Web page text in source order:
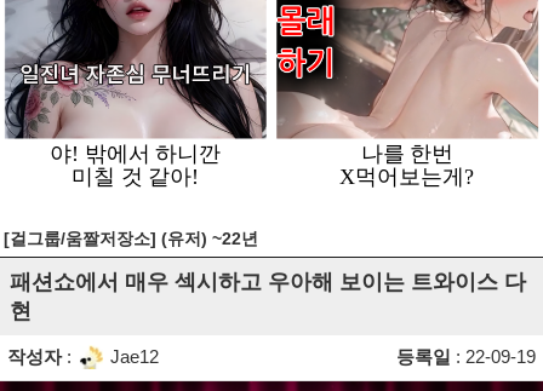
[걸그룹/움짤저장소] (유저) ~22년
패션쇼에서 매우 섹시하고 우아해 보이는 트와이스 다
현
작성자: Jae12 등록일 : 22-09-19